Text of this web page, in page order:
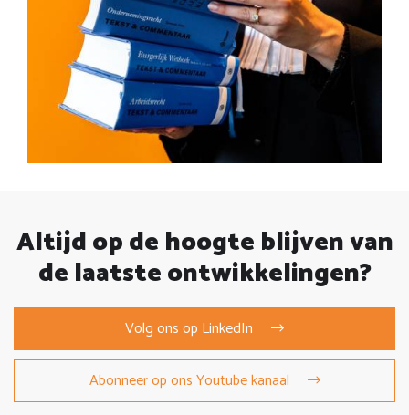
Altijd op de hoogte blijven van
de laatste ontwikkelingen?
Volg ons op LinkedIn
Abonneer op ons Youtube kanaal